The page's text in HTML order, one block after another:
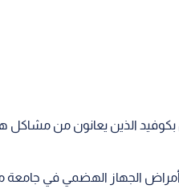
أمراض الجهاز الهضمي في